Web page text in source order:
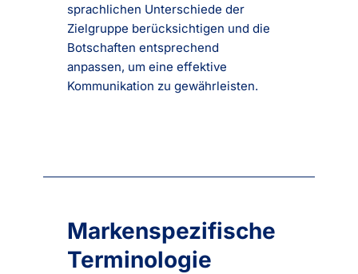
sprachlichen Unterschiede der
Zielgruppe berücksichtigen und die
Botschaften entsprechend
anpassen, um eine effektive
Kommunikation zu gewährleisten.
Markenspezifische
Terminologie